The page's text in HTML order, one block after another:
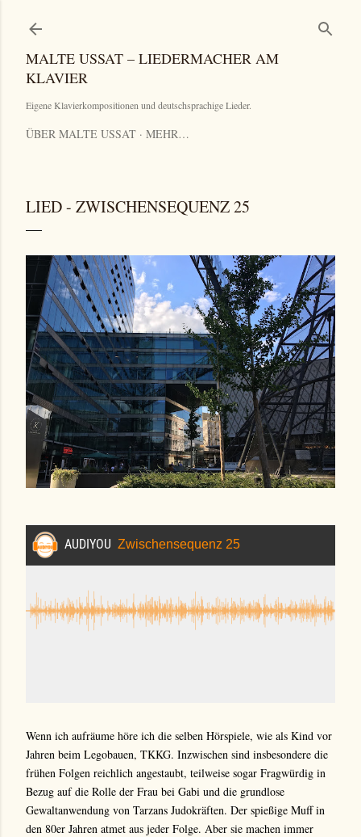
MALTE USSAT – LIEDERMACHER AM
KLAVIER
Eigene Klavierkompositionen und deutschsprachige Lieder.
ÜBER MALTE USSAT MEHR…
LIED - ZWISCHENSEQUENZ 25
Wenn ich aufräume höre ich die selben Hörspiele, wie als Kind vor
Jahren beim Legobauen, TKKG. Inzwischen sind insbesondere die
frühen Folgen reichlich angestaubt, teilweise sogar Fragwürdig in
Bezug auf die Rolle der Frau bei Gabi und die grundlose
Gewaltanwendung von Tarzans Judokräften. Der spießige Muff in
den 80er Jahren atmet aus jeder Folge. Aber sie machen immer